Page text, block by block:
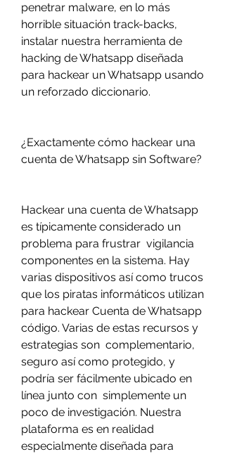
penetrar malware, en lo más
horrible situación track-backs,
instalar nuestra herramienta de
hacking de Whatsapp diseñada
para hackear un Whatsapp usando
un reforzado diccionario.
¿Exactamente cómo hackear una
cuenta de Whatsapp sin Software?
Hackear una cuenta de Whatsapp
es típicamente considerado un
problema para frustrar  vigilancia
componentes en la sistema. Hay
varias dispositivos así como trucos
que los piratas informáticos utilizan
para hackear Cuenta de Whatsapp
código. Varias de estas recursos y
estrategias son  complementario,
seguro así como protegido, y
podría ser fácilmente ubicado en
línea junto con  simplemente un
poco de investigación. Nuestra
plataforma es en realidad
especialmente diseñada para